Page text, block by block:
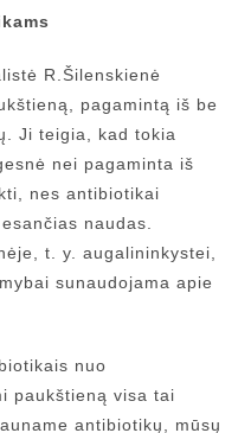
R.Šilenskienė
pagamintą iš be
Ji teigia, kad tokia
nei pagaminta iš
nes antibiotikai
naudas.
t. y. augalininkystei,
sunaudojama apie
nuo
paukštieną visa tai
antibiotikų, mūsų